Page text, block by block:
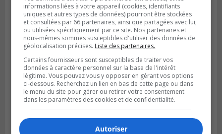
BROSSARD
Publié le 31 juillet 2026 à 12h00
Le transport à la demande du RTL prend
de l’expansion à Brossard
informations liées à votre appareil (cookies, identifiants
uniques et autres types de données) pourront être stockées
et consultées par 66 partenaires, ainsi que partagées avec lui,
ou utilisées spécifiquement par ce site. Nos partenaires et
nous-mêmes sommes susceptibles d'utiliser des données de
géolocalisation précises. Liste des partenaires.
Certains fournisseurs sont susceptibles de traiter vos
données à caractère personnel sur la base de l'intérêt
légitime. Vous pouvez vous y opposer en gérant vos options
ci-dessous. Recherchez un lien en bas de cette page ou dans
le menu du site pour gérer ou retirer votre consentement
dans les paramètres des cookies et de confidentialité.
Autoriser